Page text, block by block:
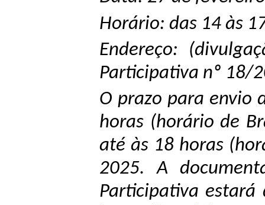
Horário: das 14 às
Endereço:
Participativa nº 18/
O prazo para envio
horas (horário de
até às 18 horas
2025. A
Participativa estará